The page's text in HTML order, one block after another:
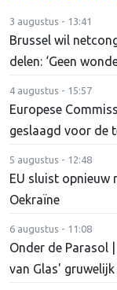
3 augustus - 13:41
Brussel wil
delen: ‘Geen
4 augustus - 15:57
Europese
geslaagd voor de
5 augustus - 12:48
EU sluist opnieuw
Oekraïne
6 augustus - 11:08
Onder de Parasol
van Glas'